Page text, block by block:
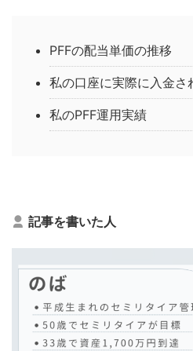
PFFの配当単価の推移
私の口座に実際に入金さ
私のPFF運用実績
記事を書いた人